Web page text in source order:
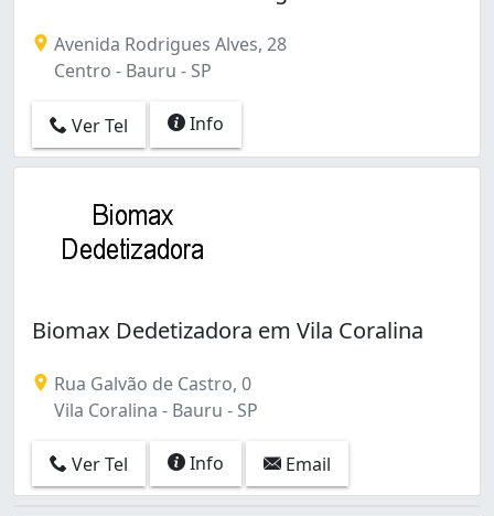
Avenida Rodrigues Alves, 28
Centro - Bauru - SP
Ver Tel Info
Biomax Dedetizadora em Vila Coralina
Rua Galvão de Castro, 0
Vila Coralina - Bauru - SP
Ver Tel Info Email